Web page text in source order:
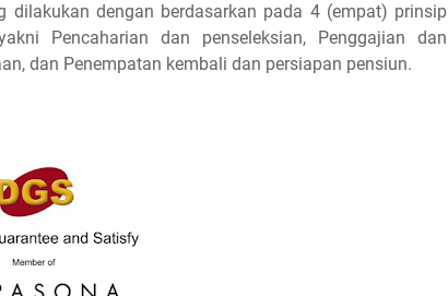
dengan berdasarkan pada 4 (empat) prinsip
Pencaharian dan penseleksian, Penggajian dan
dan Penempatan kembali dan persiapan pensiun.